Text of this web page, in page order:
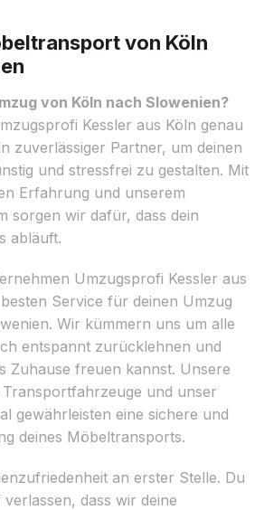
von Köln
von Köln nach Slowenien?
Kessler aus Köln genau
zuverlässiger Partner, um deinen
und stressfrei zu gestalten. Mit
Erfahrung und unserem
sorgen wir dafür, dass dein
abläuft.
Umzugsprofi Kessler aus
Service für deinen Umzug
Wir kümmern uns um alle
entspannt zurücklehnen und
Zuhause freuen kannst. Unsere
und unser
gewährleisten eine sichere und
deines Möbeltransports.
an erster Stelle. Du
dass wir deine